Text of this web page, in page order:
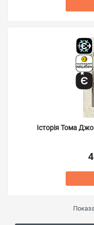
Історія Тома